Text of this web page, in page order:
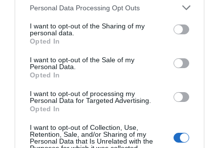
Personal Data Processing Opt Outs
I want to opt-out of the Sharing of my
personal data.
Opted In
I want to opt-out of the Sale of my
Personal Data.
Opted In
I want to opt-out of processing my
Personal Data for Targeted Advertising.
Opted In
I want to opt-out of Collection, Use,
Retention, Sale, and/or Sharing of my
Personal Data that Is Unrelated with the
Ich menu obejmuje szeroką gamę dań, od świeżych
owoców morza po pyszne desery.
Officina del Gusto
kulinarnych w Olbii jest Officina del Gusto.
Restauracja ta znajduje się w samym sercu miasta
na Piazza Matteotti i oferuje szeroki wybór
autentycznych potraw włoskich. Ich przystawki,
takie jak suflet, carpaccio wołowe i ciastka rybne są
prawdziwą ucztą dla podniebienia.
Bacchus